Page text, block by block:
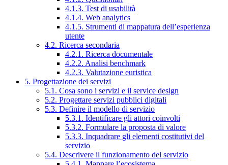
4.1.3. Test di usabilità
4.1.4. Web analytics
4.1.5. Strumenti di mappatura dell’esperienza
utente
4.2. Ricerca secondaria
4.2.1. Ricerca documentale
4.2.2. Analisi benchmark
4.2.3. Valutazione euristica
5. Progettazione dei servizi
5.1. Cosa sono i servizi e il service design
5.2. Progettare servizi pubblici digitali
5.3. Definire il modello di servizio
5.3.1. Identificare gli attori coinvolti
5.3.2. Formulare la proposta di valore
5.3.3. Inquadrare gli elementi costitutivi del
servizio
5.4. Descrivere il funzionamento del servizio